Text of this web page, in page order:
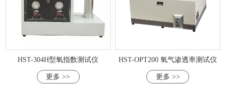
HST-304H型氧指数测试仪
更多 >>
HST-OPT200 氧气渗透率测试仪
更多 >>